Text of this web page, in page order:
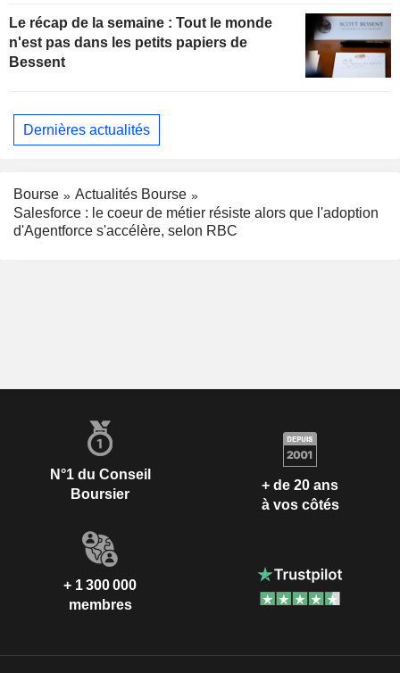
Le récap de la semaine : Tout le monde
n'est pas dans les petits papiers de
Bessent
Dernières actualités
Bourse
Actualités Bourse
Salesforce : le coeur de métier résiste alors que l'adoption
d'Agentforce s'accélère, selon RBC
N°1 du Conseil
Boursier
+ de 20 ans
à vos côtés
+ 1 300 000
membres